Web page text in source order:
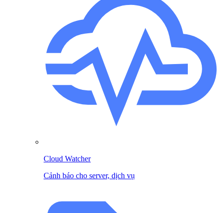
Cloud Watcher
Cảnh báo cho server, dịch vụ